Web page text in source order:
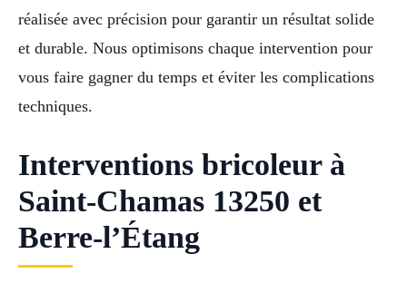
réalisée avec précision pour garantir un résultat solide
et durable. Nous optimisons chaque intervention pour
vous faire gagner du temps et éviter les complications
techniques.
Interventions bricoleur à
Saint-Chamas 13250 et
Berre-l’Étang